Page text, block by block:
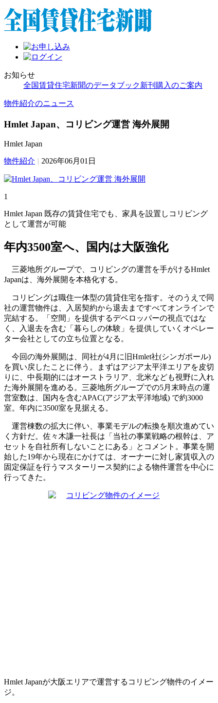
お知らせ
全国賃貸住宅新聞のデータブック新刊購入のご案内
物件紹介のニュース
Hmlet Japan、コリビング運営 海外展開
Hmlet Japan
物件紹介 | 2026年06月01日
1
Hmlet Japan 既存の賃貸住宅でも、家具を設置しコリビング
として運営が可能
年内3500室へ、国内は大阪強化
三菱地所グループで、コリビングの運営を手がけるHmlet
Japanは、海外展開を本格化する。
コリビングは職住一体型の賃貸住宅を指す。そのうえで同
社の運営物件は、入居契約から退去まですべてオンラインで
完結する。「空間」を提供するデベロッパーの視点ではな
く、入退去を含む「暮らしの体験」を提供していくオペレー
ター会社としての立ち位置となる。
今回の海外展開は、同社が4月に旧Hmlet社(シンガポール)
を買い戻したことに伴う。まずはアジア太平洋エリアを皮切
りに、中長期的にはオーストラリア、北米なども視野に入れ
た海外展開を進める。三菱地所グループでの5月末時点の運
営室数は、国内を含むAPAC(アジア太平洋地域) で約3000
室。年内に3500室を見据える。
運営棟数の拡大に伴い、事業モデルの転換を順次進めてい
く方針だ。佐々木謙一社長は「当社の事業戦略の根幹は、ア
セットを自社所有しないことにある」とコメント。事業を開
始した19年から現在にかけては、オーナーに対し家賃収入の
固定保証を行うマスターリース契約による物件運営を中心に
行ってきた。
Hmlet Japanが大阪エリアで運営するコリビング物件のイメー
ジ。